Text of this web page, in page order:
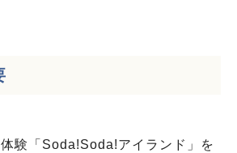
験「Soda!Soda!アイランド」を